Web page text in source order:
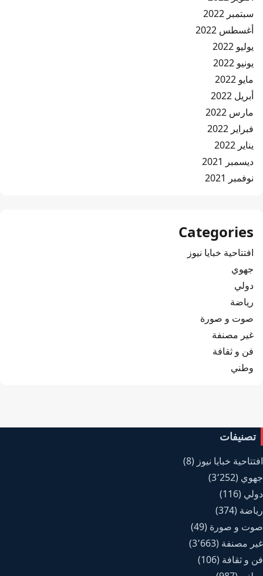
سبتمبر 2022
أغسطس 2022
يوليو 2022
يونيو 2022
مايو 2022
أبريل 2022
مارس 2022
فبراير 2022
يناير 2022
ديسمبر 2021
نوفمبر 2021
Categories
افتتاحية خبايا نيوز
جهوي
دولي
رياضة
صوت و صورة
غير مصنفة
فن و ثقافة
وطني
تصنيفات
افتتاحية خبايا نيوز (8)
جهوي (3٬252)
دولي (116)
رياضة (374)
صوت و صورة (49)
غير مصنفة (3٬663)
فن و ثقافة (106)